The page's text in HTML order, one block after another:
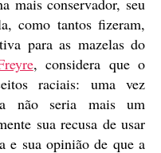
mais conservador, seu
como tantos fizeram,
para as mazelas do
, considera que o
raciais: uma vez
não seria mais um
sua recusa de usar
e sua opinião de que a